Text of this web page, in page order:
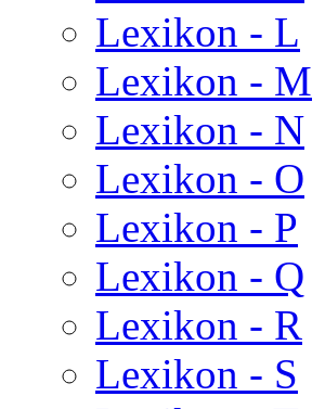
Lexikon - L
Lexikon - M
Lexikon - N
Lexikon - O
Lexikon - P
Lexikon - Q
Lexikon - R
Lexikon - S